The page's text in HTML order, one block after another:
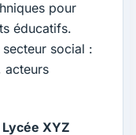
pour
éducatifs.
social :
acteurs
XYZ